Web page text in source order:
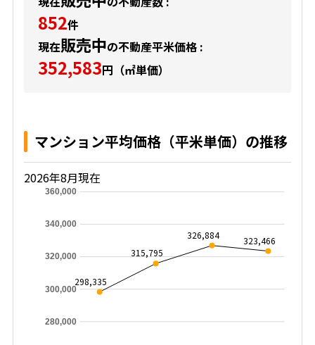
852件
現在販売中の不動産平米価格 :
352,583円（㎡単価）
マンション平均価格（平米単価）の推移
2026年8月現在
280,000
300,000
320,000
340,000
360,000
298,335
315,795
326,884 323,466